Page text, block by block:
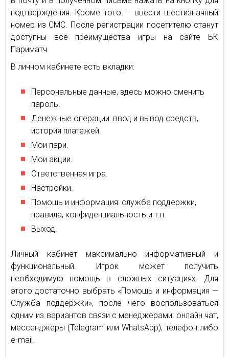
подтверждения. Кроме того — ввести шестизначный
номер из СМС. После регистрации посетителю станут
доступны все преимущества игры на сайте БК
Париматч.
В личном кабинете есть вкладки:
Персональные данные, здесь можно сменить
пароль.
Денежные операции: ввод и вывод средств,
история платежей.
Мои пари.
Мои акции.
Ответственная игра.
Настройки.
Помощь и информация: служба поддержки,
правила, конфиденциальность и т.п.
Выход.
Личный кабинет максимально информативный и
функциональный. Игрок может получить
необходимую помощь в сложных ситуациях. Для
этого достаточно выбрать «Помощь и информация —
Служба поддержки», после чего воспользоваться
одним из вариантов связи с менеджерами: онлайн чат,
мессенджеры (Telegram или WhatsApp), телефон либо
e-mail.